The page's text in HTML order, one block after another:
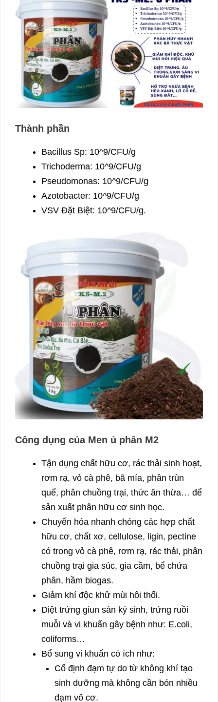
Thành phần
Bacillus Sp: 10^9/CFU/g
Trichoderma: 10^9/CFU/g
Pseudomonas: 10^9/CFU/g
Azotobacter: 10^9/CFU/g
VSV Đặt Biệt: 10^9/CFU/g.
Công dụng của Men ủ phân M2
Tận dụng chất hữu cơ, rác thải sinh hoạt,
rơm rạ, vỏ cà phê, bã mía, phân trùn
quế, phân chuồng trại, thức ăn thừa… để
sản xuất phân hữu cơ sinh học.
Chuyển hóa nhanh chóng các hợp chất
hữu cơ, chất xơ, cellulose, ligin, pectine
có trong vỏ cà phê, rơm rạ, rác thải, phân
chuồng trại gia súc, gia cầm, bể chứa
phân, hầm biogas.
Giảm khí độc khử mùi hôi thối.
Diệt trứng giun sán ký sinh, trứng ruồi
muỗi và vi khuẩn gây bệnh như: E.coli,
coliforms…
Bổ sung vi khuẩn có ích như:
Cố định đạm tự do từ không khí tạo
sinh dưỡng mà không cần bón nhiều
đạm vô cơ.